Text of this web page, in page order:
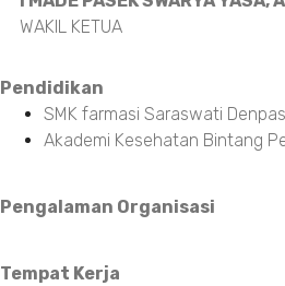
WAKIL KETUA
Pendidikan
SMK farmasi Saraswati
Akademi Kesehatan Bintang
Pengalaman Organisasi
Tempat Kerja